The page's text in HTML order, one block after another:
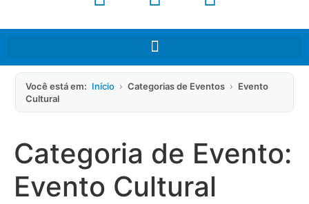
Você está em: Início › Categorias de Eventos › Evento
Cultural
Categoria de Evento:
Evento Cultural